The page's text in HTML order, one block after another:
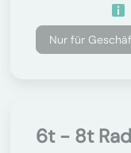
Nur für
6t - 8t